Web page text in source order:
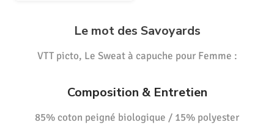
Le mot des Savoyards
VTT picto, Le Sweat à capuche pour Femme :
Composition & Entretien
85% coton peigné biologique / 15% polyester